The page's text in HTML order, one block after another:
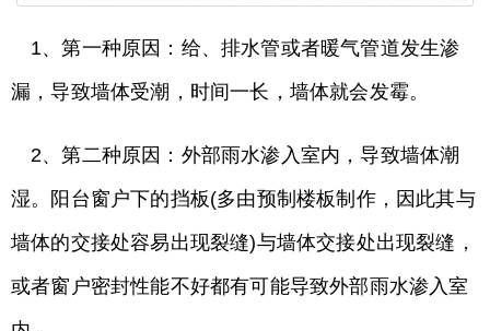
1、第一种原因：给、排水管或者暖气管道发生渗
漏，导致墙体受潮，时间一长，墙体就会发霉。
2、第二种原因：外部雨水渗入室内，导致墙体潮
湿。阳台窗户下的挡板(多由预制楼板制作，因此其与
墙体的交接处容易出现裂缝)与墙体交接处出现裂缝，
或者窗户密封性能不好都有可能导致外部雨水渗入室